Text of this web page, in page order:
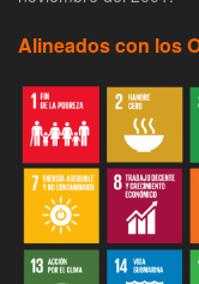
Alineados con los